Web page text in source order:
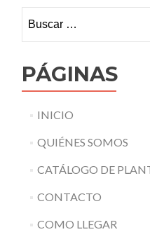
PÁGINAS
INICIO
QUIÉNES SOMOS
CATÁLOGO DE
CONTACTO
COMO LLEGAR